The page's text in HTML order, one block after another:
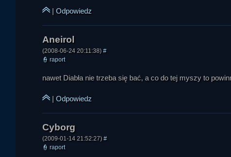
| Odpowiedz
(2008-06-24 20:11:38) #
👮 raport
nawet Diabła nie trzeba się bać, a co do tej myszy to
| Odpowiedz
(2009-01-14 21:52:27) #
👮 raport
Czarodziej